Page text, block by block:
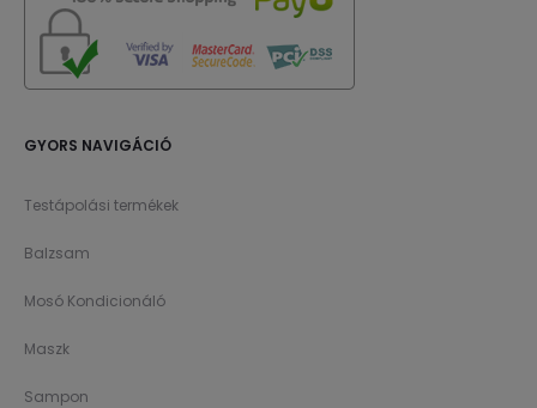
GYORS NAVIGÁCIÓ
Testápolási termékek
Balzsam
Mosó Kondicionáló
Maszk
Sampon